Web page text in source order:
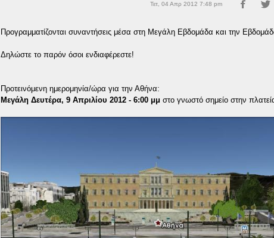
Τετ, 04 Απρ 2012 7:48 pm
Προγραμματίζονται συναντήσεις μέσα στη Μεγάλη Εβδομάδα και την
Δηλώστε το παρόν όσοι ενδιαφέρεστε!
Προτεινόμενη ημερομηνία/ώρα για την Αθήνα:
Μεγάλη Δευτέρα, 9 Απριλίου 2012 - 6:00 μμ στο γνωστό σημείο στην